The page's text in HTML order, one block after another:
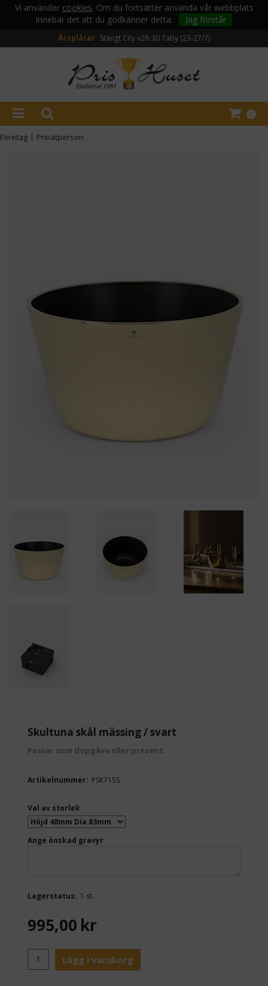
Vi använder cookies. Om du fortsätter använda vår webbplats
innebär det att du godkänner detta.
Jag förstår
Årsplåtar Stängt City v28-30Täby (23-27/7)
0
Företag | Privatperson
Skultuna skål mässing / svart
Passar som dopgåva eller present.
Artikelnummer: PSK715S
Val av storlek
Ange önskad gravyr
Lagerstatus: 1 st
995,00 kr
Lägg i varukorg